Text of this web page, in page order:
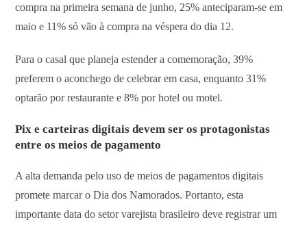
compra na primeira semana de junho, 25% anteciparam-se em
maio e 11% só vão à compra na véspera do dia 12.
Para o casal que planeja estender a comemoração, 39%
preferem o aconchego de celebrar em casa, enquanto 31%
optarão por restaurante e 8% por hotel ou motel.
Pix e carteiras digitais devem ser os protagonistas
entre os meios de pagamento
A alta demanda pelo uso de meios de pagamentos digitais
promete marcar o Dia dos Namorados. Portanto, esta
importante data do setor varejista brasileiro deve registrar um